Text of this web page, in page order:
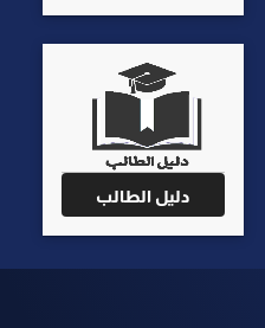
دليل الطالب